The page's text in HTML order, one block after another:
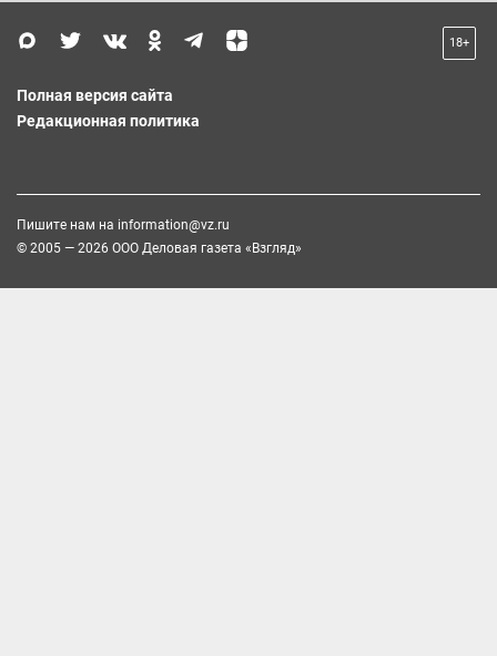
18+
Полная версия сайта
Редакционная политика
Пишите нам на information@vz.ru
© 2005 — 2026 ООО Деловая газета «Взгляд»